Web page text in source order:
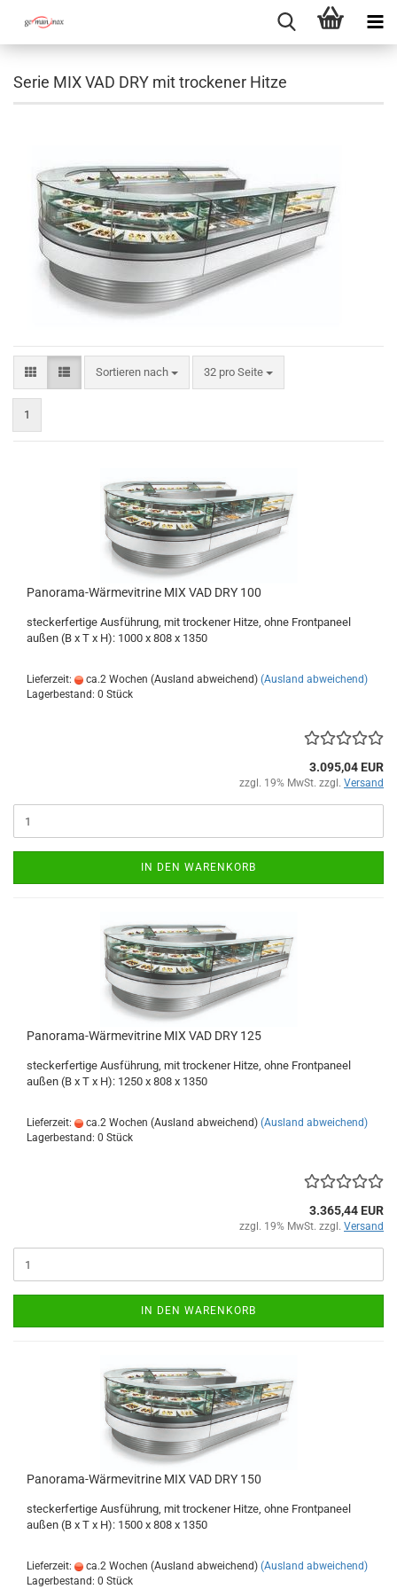
Serie MIX VAD DRY mit trockener Hitze
Sortieren nach
Sortieren nach 32 pro Seite
pro Seite
1
Panorama-Wärmevitrine MIX VAD DRY 100
steckerfertige Ausführung, mit trockener Hitze, ohne Frontpaneel
außen (B x T x H): 1000 x 808 x 1350
Lieferzeit: ca.2 Wochen (Ausland abweichend) (Ausland abweichend)
Lagerbestand: 0 Stück
3.095,04 EUR
zzgl. 19% MwSt. zzgl. Versand
IN DEN WARENKORB
Panorama-Wärmevitrine MIX VAD DRY 125
steckerfertige Ausführung, mit trockener Hitze, ohne Frontpaneel
außen (B x T x H): 1250 x 808 x 1350
Lieferzeit: ca.2 Wochen (Ausland abweichend) (Ausland abweichend)
Lagerbestand: 0 Stück
3.365,44 EUR
zzgl. 19% MwSt. zzgl. Versand
IN DEN WARENKORB
Panorama-Wärmevitrine MIX VAD DRY 150
steckerfertige Ausführung, mit trockener Hitze, ohne Frontpaneel
außen (B x T x H): 1500 x 808 x 1350
Lieferzeit: ca.2 Wochen (Ausland abweichend) (Ausland abweichend)
Lagerbestand: 0 Stück